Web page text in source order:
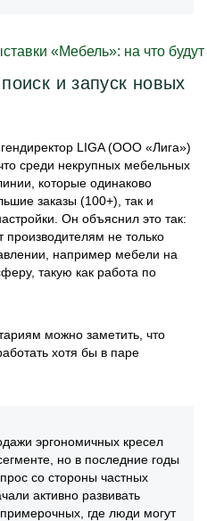
и запуск новых
LIGA (ООО «Лига»)
среди некрупных мебельных
которые одинаково
заказы (100+), так и
Он объяснил это так:
производителям не только
например мебели на
такую как работа по
можно заметить, что
хотя бы в паре
эргономичных кресел
но в последние годы
со стороны частных
активно развивать
где люди могут